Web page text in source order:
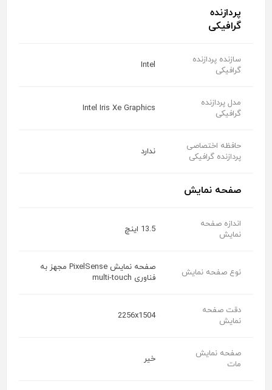
پردازنده
گرافیکی
سازنده پردازنده
گرافیکی
Intel
مدل پردازنده
گرافیکی
Intel Iris Xe Graphics
حافظه اختصاصی
پردازنده گرافیکی
ندارد
صفحه نمایش
اندازه صفحه
نمایش
13.5 اینچ
نوع صفحه نمایش
صفحه نمایش PixelSense مجهز به
فناوری multi-touch
دقت صفحه
نمایش
2256x1504
صفحه نمایش
مات
خیر